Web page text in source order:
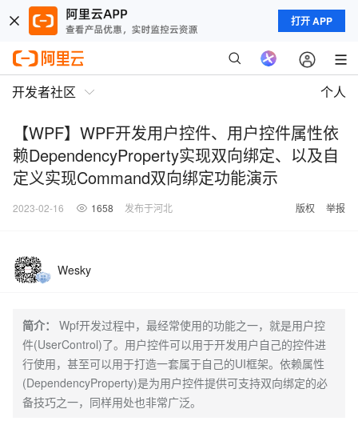
打开 APP
开发者社区 个人
【WPF】WPF开发用户控件、用户控件属性依
赖DependencyProperty实现双向绑定、以及自
定义实现Command双向绑定功能演示
2023-02-16 1658 发布于河北 版权 举报
Wesky
简介：
Wpf开发过程中，最经常使用的功能之一，就是用户控
件(UserControl)了。用户控件可以用于开发用户自己的控件进
行使用，甚至可以用于打造一套属于自己的UI框架。依赖属性
(DependencyProperty)是为用户控件提供可支持双向绑定的必
备技巧之一，同样用处也非常广泛。